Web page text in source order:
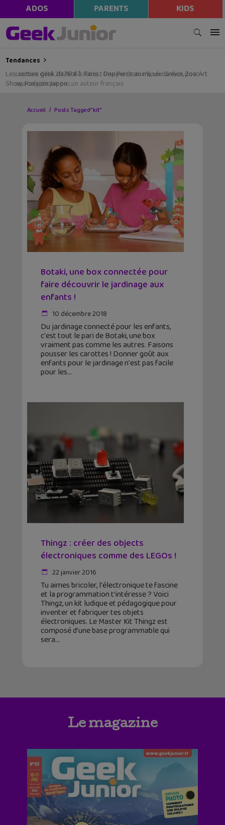
ADOS PARENTS KIDS
Tendances
Les sorties geek de l’été à Paris : One Piece au musée Grévin, Zoo Art
Show, Passion Japon…
Accueil Posts Tagged "kit"
Botaki, une box connectée pour
faire découvrir le jardinage aux
enfants !
10 décembre 2018
Du jardinage connecté pour les enfants,
c'est tout le pari de Botaki, une box
vraiment pas comme les autres. Faisons
pousser les carottes ! Donner goût aux
enfants pour le jardinage n'est pas facile
pour les
Thingz : créer des objects
électroniques comme des LEGOs !
22 janvier 2016
Tu aimes bricoler, l'électronique te fascine
et la programmation t'intéresse ? Voici
Thingz, un kit ludique et pédagogique pour
inventer et fabriquer tes objets
électroniques. Le Master Kit Thingz est
composé d’une base programmable qui
sera
Le magazine